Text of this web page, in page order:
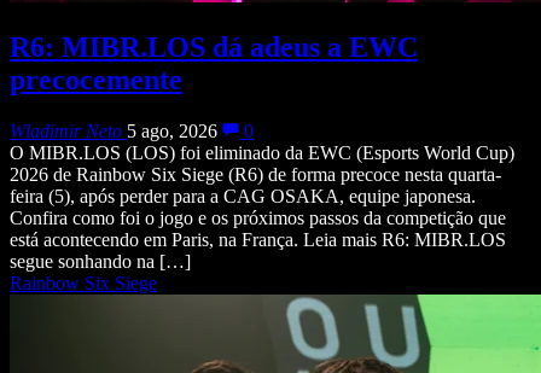
R6: MIBR.LOS dá adeus a EWC
precocemente
Wladimir Neto 5 ago, 2026
0
O MIBR.LOS (LOS) foi eliminado da EWC (Esports World Cup)
2026 de Rainbow Six Siege (R6) de forma precoce nesta quarta-
feira (5), após perder para a CAG OSAKA, equipe japonesa.
Confira como foi o jogo e os próximos passos da competição que
está acontecendo em Paris, na França. Leia mais R6: MIBR.LOS
segue sonhando na […]
Rainbow Six Siege